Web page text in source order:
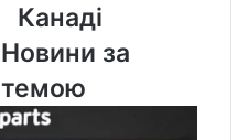
Канаді
Новини за
темою